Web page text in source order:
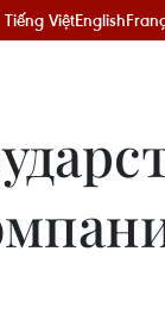
Tiếng ViệtEnglish